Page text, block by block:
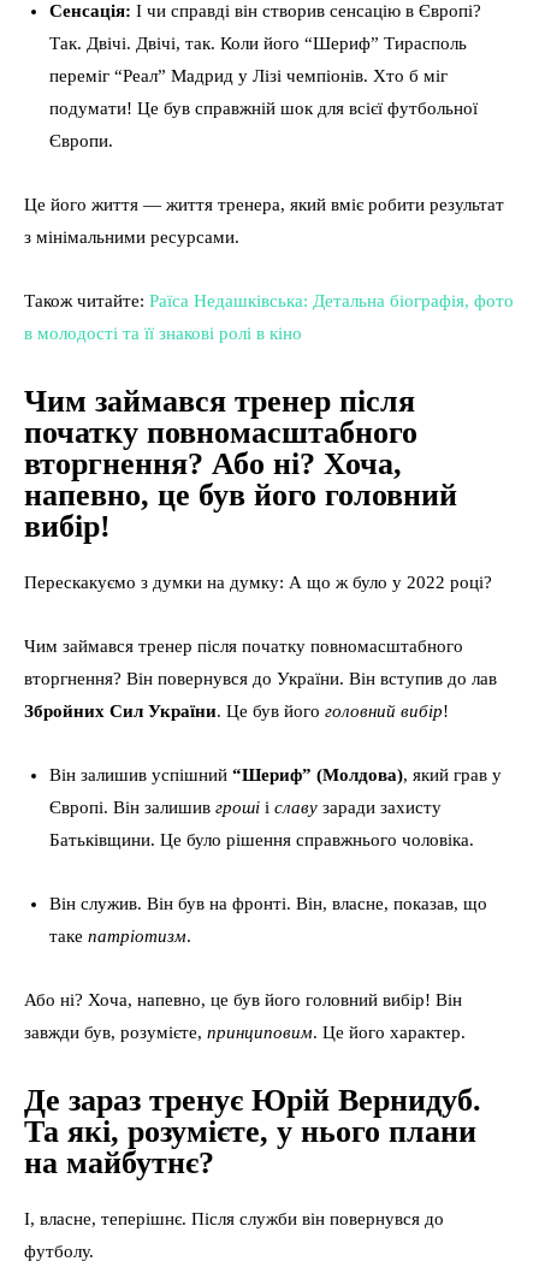
Сенсація: І чи справді він створив сенсацію в Європі?
Так. Двічі. Двічі, так. Коли його “Шериф” Тирасполь
переміг “Реал” Мадрид у Лізі чемпіонів. Хто б міг
подумати! Це був справжній шок для всієї футбольної
Європи.
Це його життя — життя тренера, який вміє робити результат
з мінімальними ресурсами.
Також читайте: Раїса Недашківська: Детальна біографія, фото
в молодості та її знакові ролі в кіно
Чим займався тренер після
початку повномасштабного
вторгнення? Або ні? Хоча,
напевно, це був його головний
вибір!
Перескакуємо з думки на думку: А що ж було у 2022 році?
Чим займався тренер після початку повномасштабного
вторгнення? Він повернувся до України. Він вступив до лав
Збройних Сил України. Це був його головний вибір!
Він залишив успішний “Шериф” (Молдова), який грав у
Європі. Він залишив гроші і славу заради захисту
Батьківщини. Це було рішення справжнього чоловіка.
Він служив. Він був на фронті. Він, власне, показав, що
таке патріотизм.
Або ні? Хоча, напевно, це був його головний вибір! Він
завжди був, розумієте, принциповим. Це його характер.
Де зараз тренує Юрій Вернидуб.
Та які, розумієте, у нього плани
на майбутнє?
І, власне, теперішнє. Після служби він повернувся до
футболу.